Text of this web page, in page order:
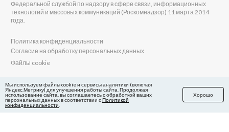
Федеральной службой по надзору в сфере связи, информационных
технологий и массовых коммуникаций (Роскомнадзор) 11 марта 2014
года.
Политика конфиденциальности
Согласие на обработку персональных данных
Файлы cookie
Главный редактор Сиб.фм
Бобровников Виктор Евгеньевич
Учредитель ООО «Сиб.фм»
E-mail редакции: fm@sib.fm
Мы используем файлы cookie и сервисы аналитики (включая
Яндекс.Метрику) для улучшения работы сайта. Продолжая
использование сайта, вы соглашаетесь с обработкой ваших
персональных данных в соответствии сПолитикой
конфиденциальности
Хорошо